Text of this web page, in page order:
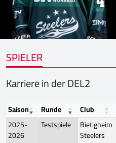
SPIELER
Karriere in der DEL2
Saison Runde Club
2025-
2026
Testspiele
Bietigheim
Steelers